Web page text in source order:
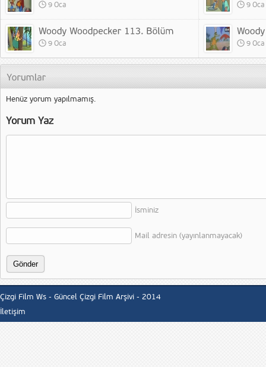
9 Oca 9 Oca
9 Oca 9 Oca
Henüz yorum yapılmamış.
Yorum Yaz
İsminiz
Mail adresin (yayınlanmayacak)
Çizgi Film Ws - Güncel Çizgi Film Arşivi - 2014
İletişim